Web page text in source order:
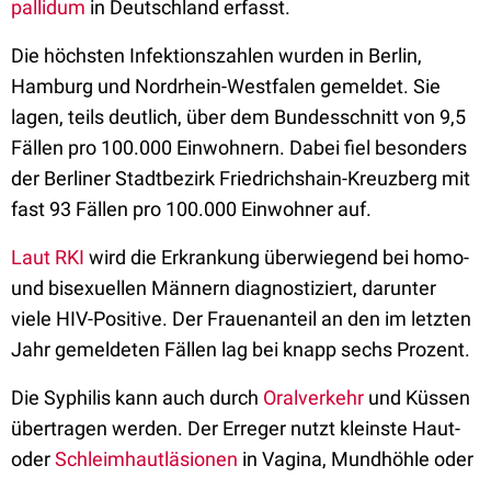
pallidum in Deutschland erfasst.
Die höchsten Infektionszahlen wurden in Berlin,
Hamburg und Nordrhein-Westfalen gemeldet. Sie
lagen, teils deutlich, über dem Bundesschnitt von 9,5
Fällen pro 100.000 Einwohnern. Dabei fiel besonders
der Berliner Stadtbezirk Friedrichshain-Kreuzberg mit
fast 93 Fällen pro 100.000 Einwohner auf.
Laut RKI wird die Erkrankung überwiegend bei homo-
und bisexuellen Männern diagnostiziert, darunter
viele HIV-Positive. Der Frauenanteil an den im letzten
Jahr gemeldeten Fällen lag bei knapp sechs Prozent.
Die Syphilis kann auch durch Oralverkehr und Küssen
übertragen werden. Der Erreger nutzt kleinste Haut-
oderSchleimhautläsionen in Vagina, Mundhöhle oder